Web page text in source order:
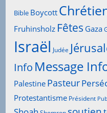
Bible Boycott
Fruhinsholz Fêtes Gaza
Israël Judée
Info Message
Palestine Pasteur
Protestantisme Président